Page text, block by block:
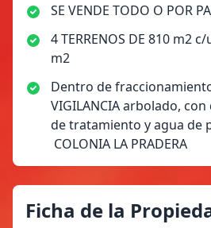
SE VENDE TODO O POR
4 TERRENOS DE 810 m2
m2
Dentro de fraccionamiento
VIGILANCIA arbolado,
de tratamiento y agua de
COLONIA LA PRADERA
Ficha de la